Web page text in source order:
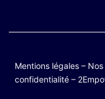
Mentions légales –
confidentialité –